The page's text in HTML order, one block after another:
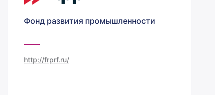
Фонд развития промышленности
http://frprf.ru/